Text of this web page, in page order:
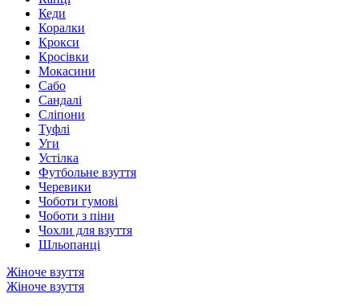
Кеди
Коралки
Крокси
Кросівки
Мокасини
Сабо
Сандалі
Сліпони
Туфлі
Уги
Устілка
Футбольне взуття
Черевики
Чоботи гумові
Чоботи з піни
Чохли для взуття
Шльопанці
Жіноче взуття
Жіноче взуття